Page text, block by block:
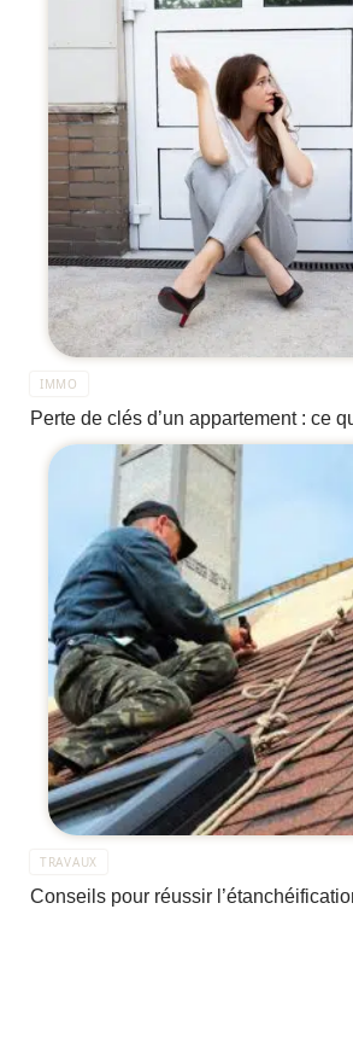
IMMO
Perte de clés d’un appartement : ce
TRAVAUX
Conseils pour réussir